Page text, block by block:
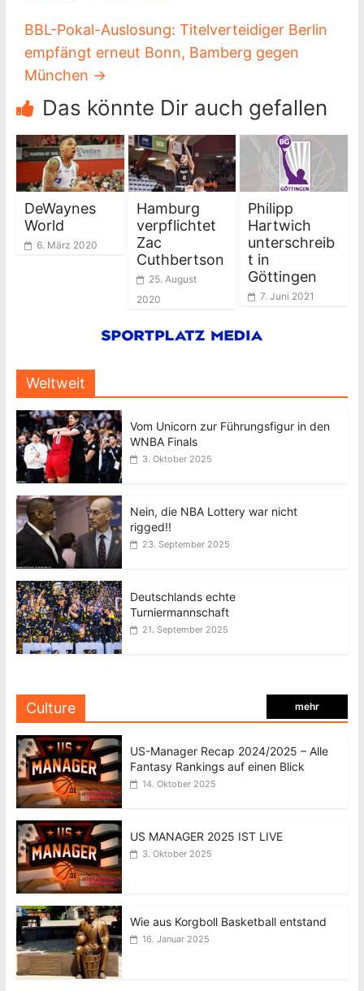
BBL-Pokal-Auslosung: Titelverteidiger Berlin
empfängt erneut Bonn, Bamberg gegen
München →
Das könnte Dir auch gefallen
DeWaynes
World
6. März 2020
Hamburg
verpflichtet
Zac
Cuthbertson
25. August
2020
Philipp
Hartwich
unterschreib
t in
Göttingen
7. Juni 2021
Weltweit
Vom Unicorn zur Führungsfigur in den
WNBA Finals
3. Oktober 2025
Nein, die NBA Lottery war nicht
rigged!!
23. September 2025
Deutschlands echte
Turniermannschaft
21. September 2025
Culture mehr
US-Manager Recap 2024/2025 – Alle
Fantasy Rankings auf einen Blick
14. Oktober 2025
US MANAGER 2025 IST LIVE
3. Oktober 2025
Wie aus Korgboll Basketball entstand
16. Januar 2025